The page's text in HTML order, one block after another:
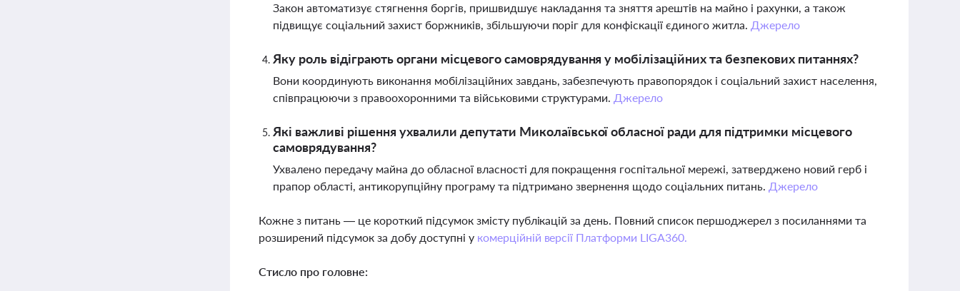
Закон автоматизує стягнення боргів, пришвидшує накладання та зняття арештів на майно і рахунки, а також
підвищує соціальний захист боржників, збільшуючи поріг для конфіскації єдиного житла. Джерело
Яку роль відіграють органи місцевого самоврядування у мобілізаційних та безпекових питаннях?
Вони координують виконання мобілізаційних завдань, забезпечують правопорядок і соціальний захист населення,
співпрацюючи з правоохоронними та військовими структурами. Джерело
Які важливі рішення ухвалили депутати Миколаївської обласної ради для підтримки місцевого
самоврядування?
Ухвалено передачу майна до обласної власності для покращення госпітальної мережі, затверджено новий герб і
прапор області, антикорупційну програму та підтримано звернення щодо соціальних питань. Джерело
Кожне з питань — це короткий підсумок змісту публікацій за день. Повний список першоджерел з посиланнями та
розширений підсумок за добу доступні у комерційній версії Платформи LIGA360.
Стисло про головне: